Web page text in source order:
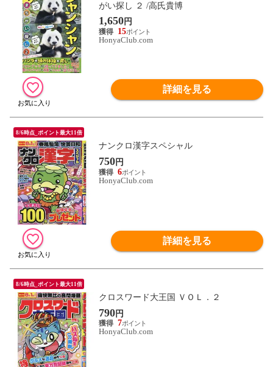
がい探し ２ /高氏貴博
1,650円
15
HonyaClub.com
詳細を見る
8/6時点_ポイント最大11倍
ナンクロ漢字スペシャル
750円
6
HonyaClub.com
詳細を見る
8/6時点_ポイント最大11倍
クロスワード大王国 ＶＯＬ．２
790円
7
HonyaClub.com